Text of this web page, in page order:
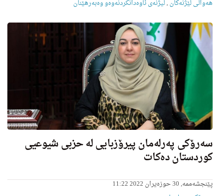
هه‌واڵى لێژنه‌كان,لیژنەی ئاوەدانکردنەوەو وەبەرهێنان
سه‌رۆكی په‌رله‌مان پیرۆزبایی له‌ حزبى شیوعیی
كوردستان ده‌كات
پێنجشەممە, 30 حوزەیران 2022 11:22